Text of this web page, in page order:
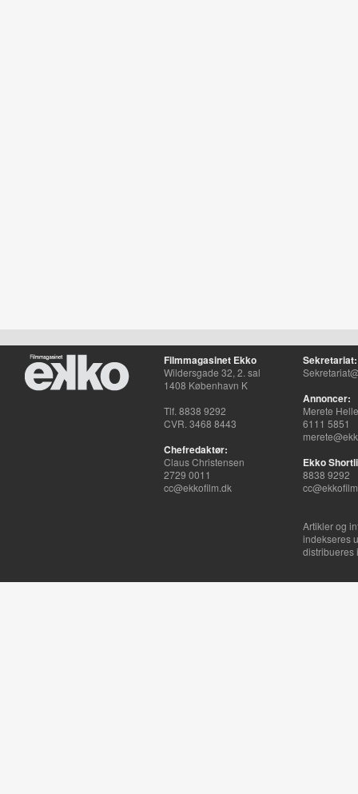
Filmmagasinet Ekko
Wildersgade 32, 2. sal
1408 København K
Tlf. 8838 9292
CVR. 3468 8443
Chefredaktør:
Claus Christensen
2729 0011
cc@ekkofilm.dk
Sekretariat:
Annoncer:
Merete
6111 5851
Ekko
8838 9292
Artikler og
indekseres
distribueres